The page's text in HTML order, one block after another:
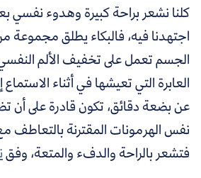
كلنا نشعر براحة كبيرة وهدوء نفسي
اجتهدنا فيه، فالبكاء يطلق مجموعة
الجسم تعمل على تخفيف الألم
العابرة التي تعيشها في أثناء الاستماع
عن بضعة دقائق، تكون قادرة على أن
نفس الهرمونات المقترنة بالتعاطف
فتشعر بالراحة والدفء والمتعة، وفق